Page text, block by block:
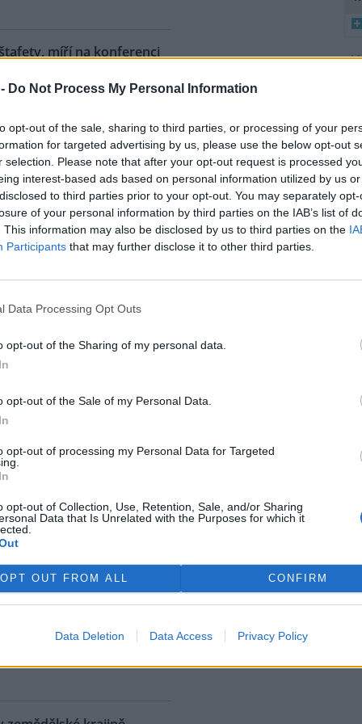
Do Not Process My Personal Information
opt-out of the sale, sharing to third parties, or processing of your
for targeted advertising by us, please use the below opt-out
selection. Please note that after your opt-out request is processed
interest-based ads based on personal information utilized by us
to third parties prior to your opt-out. You may separately
of your personal information by third parties on the IAB’s list of
This information may also be disclosed by us to third parties on the
Participants that may further disclose it to other third parties.
Data Processing Opt Outs
opt-out of the Sharing of my personal data.
opt-out of the Sale of my Personal Data.
opt-out of processing my Personal Data for Targeted
opt-out of Collection, Use, Retention, Sale, and/or Sharing
Data that Is Unrelated with the Purposes for which it
OPT OUT FROM ALL CONFIRM
Data Deletion Data Access Privacy Policy
míří na konferenci
cyklistické štafety COP
Účastníci vyrazili z
Belému, kde se konala
konference smluvních
národů (OSN) o změně
se v listopadu uskuteční 31.
konferencideset návrhůna
necelé tři dny. Včera
hl. m. Prahy Jana
velká ropná skvrna z
přírodní rezervaci v
v jejíž blízkosti se rozšířila
níž panuje podezření, že
na sdělení
nevládní organizace
řeky minimální průtoky
)
srážek je téměř ve
jihočeských řekách historicky
v rovinatých oblastech,